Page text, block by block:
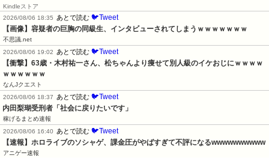
Kindleストア
2026/08/06 18:35
あとで読む 🐦Tweet
【画像】容疑者の巨胸の同級生、インタビューされてしまうｗｗｗｗｗｗｗ
不思議.net
2026/08/06 19:02
あとで読む 🐦Tweet
【衝撃】63歳・木村祐一さん、松ちゃんより痩せて別人級のイケおじにｗｗｗｗ
ｗｗｗｗｗｗ
なんJクエスト
2026/08/06 18:37
あとで読む 🐦Tweet
内田梨瑚受刑者「社会に戻りたいです」
稼げるまとめ速報
2026/08/06 16:40
あとで読む 🐦Tweet
【速報】ホロライブのソシャゲ、課金圧がやばすぎて不評になるwwwwwwwwww
アニゲー速報